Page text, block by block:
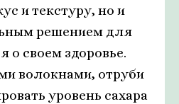
и текстуру, но и
решением для
о своем здоровье.
волокнами, отруби
уровень сахара